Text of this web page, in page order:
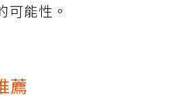
可能性。
薦